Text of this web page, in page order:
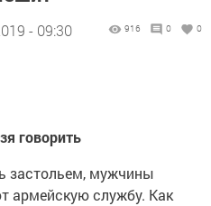
- 09:30 916 0 0
говорить
застольем, мужчины
армейскую службу. Как